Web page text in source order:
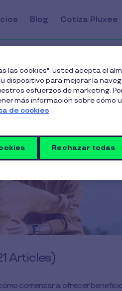
Blog Cotiza Pluxee
Articles)
comenzar a ofrecer
las cookies", usted acepta el
dispositivo para mejorar la
esfuerzos de marketing.
más información sobre cómo
de cookies
Rechazar todas